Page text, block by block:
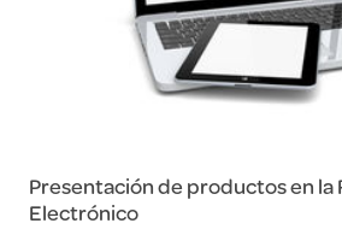
Presentación de productos en la
Electrónico